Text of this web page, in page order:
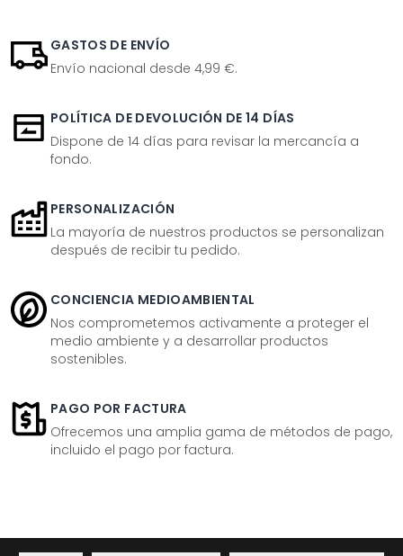
GASTOS DE ENVÍO
Envío nacional desde 4,99 €.
POLÍTICA DE DEVOLUCIÓN DE 14 DÍAS
Dispone de 14 días para revisar la mercancía a
fondo.
PERSONALIZACIÓN
La mayoría de nuestros productos se personalizan
después de recibir tu pedido.
CONCIENCIA MEDIOAMBIENTAL
Nos comprometemos activamente a proteger el
medio ambiente y a desarrollar productos
sostenibles.
PAGO POR FACTURA
Ofrecemos una amplia gama de métodos de pago,
incluido el pago por factura.